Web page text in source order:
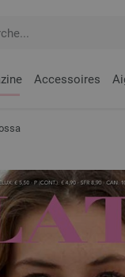
Accessoires